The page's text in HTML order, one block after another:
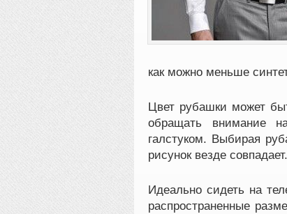
как можно меньше
Цвет рубашки может
обращать внимание
галстуком. Выбирая
рисунок везде совпадает.
Идеально сидеть на
распространенные